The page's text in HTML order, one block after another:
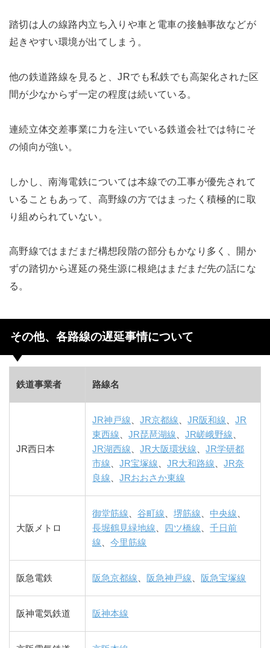
踏切は人の線路内立ち入りや車と電車の接触事故などが
起きやすい環境が出てしまう。
他の鉄道路線を見ると、JRでも私鉄でも高架化された区
間が少なからず一定の程度は続いている。
連続立体交差事業に力を注いでいる鉄道会社では特にそ
の傾向が強い。
しかし、南海電鉄については本線での工事が優先されて
いることもあって、高野線の方ではまったく積極的に取
り組められていない。
高野線ではまだまだ構想段階の部分もかなり多く、開か
ずの踏切から遅延の発生源に根絶はまだまだ先の話にな
る。
その他、各路線の遅延事情について
鉄道事業者 路線名
JR西日本
JR神戸線、JR京都線、JR阪和線、JR
東西線、JR琵琶湖線、JR嵯峨野線、
JR湖西線、JR大阪環状線、JR学研都
市線、JR宝塚線、JR大和路線、JR奈
良線、JRおおさか東線
大阪メトロ
御堂筋線、谷町線、堺筋線、中央線、
長堀鶴見緑地線、 四ツ橋線、千日前
線、今里筋線
阪急電鉄 阪急京都線、 阪急神戸線、 阪急宝塚線
阪神電気鉄道 阪神本線